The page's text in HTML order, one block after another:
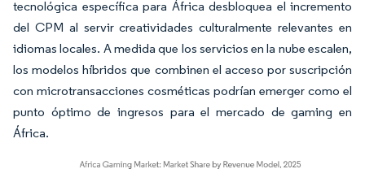
tecnológica específica para África desbloquea el incremento
del CPM al servir creatividades culturalmente relevantes en
idiomas locales. A medida que los servicios en la nube escalen,
los modelos híbridos que combinen el acceso por suscripción
con microtransacciones cosméticas podrían emerger como el
punto óptimo de ingresos para el mercado de gaming en
África.